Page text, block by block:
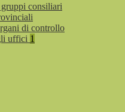
consiliari
di controllo
uffici 1